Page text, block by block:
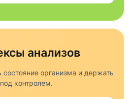
анализов
состояние организма и держать
контролем.